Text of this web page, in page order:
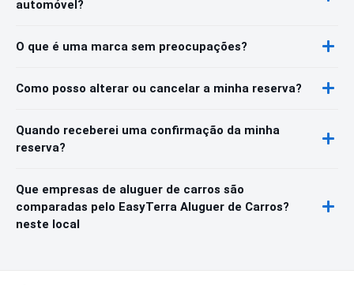
automóvel?
O que é uma marca sem preocupações?
Como posso alterar ou cancelar a minha reserva?
Quando receberei uma confirmação da minha
reserva?
Que empresas de aluguer de carros são
comparadas pelo EasyTerra Aluguer de Carros?
neste local